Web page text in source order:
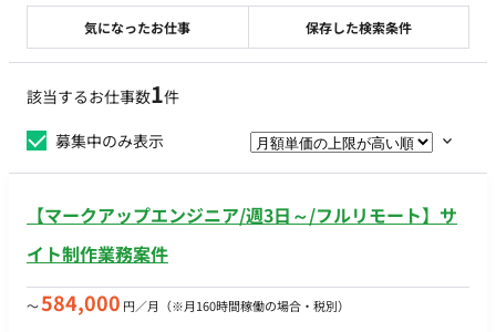
該当するお仕事数1件
募集中のみ表示
【マークアップエンジニア/週3日～/フルリモート】サ
イト制作業務案件
〜584,000 円／月 （※月160時間稼働の場合・税別）
気になったお仕事 保存した検索条件